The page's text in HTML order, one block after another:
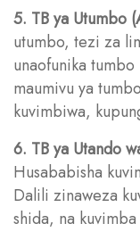
5. TB ya Utumbo
utumbo, tezi za
unaofunika
maumivu ya
kuvimbiwa,
6. TB ya Utando
Husababisha
Dalili zinaweza
shida, na